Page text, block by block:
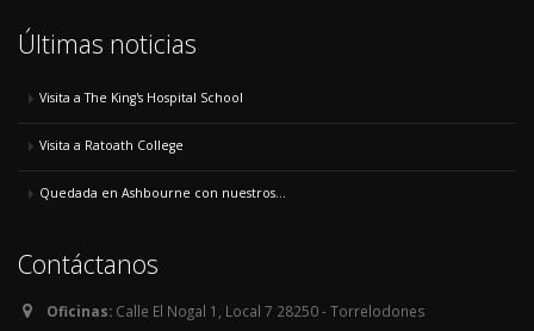
Últimas noticias
Visita a The King's Hospital School
Visita a Ratoath College
Quedada en Ashbourne con nuestros...
Contáctanos
Oficinas: Calle El Nogal 1, Local 7 28250 - Torrelodones